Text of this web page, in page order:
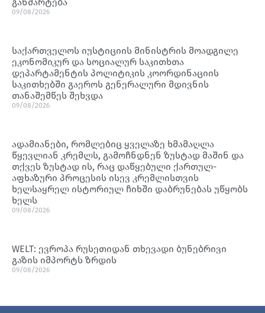
09/08/2026
საქართველოს იუსტიციის მინისტრის მოადგილე
ეკონომიკურ და სოციალურ საკითხთა
დეპარტამენტის პოლიტიკის კოორდინაციის
საკითხებში გაეროს გენერალური მდივნის
თანაშემწეს შეხვდა
09/08/2026
ადამიანები, რომლებიც ყველაზე ხმამაღლა
წყევლიან კრემლს, გამოჩნდნენ ზუსტად მაშინ და
თქვეს ზუსტად ის, რაც დაწყებული ქართულ-
აფხაზური პროცესის ისევ კრემლისთვის
ხელსაყრელ ისტორიულ ჩიხში დაბრუნებას უწყობს
ხელს
09/08/2026
WELT: ევროპა რუსეთიდან თხევადი ბუნებრივი
გაზის იმპორტს ზრდის
09/08/2026